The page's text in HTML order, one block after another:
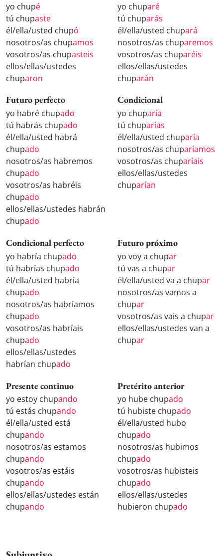
yo chupé
tú chupaste
él/ella/usted chupó
nosotros/as chupamos
vosotros/as chupasteis
ellos/ellas/ustedes
chuparon
yo chuparé
tú chuparás
él/ella/usted chupará
nosotros/as chuparemos
vosotros/as chuparéis
ellos/ellas/ustedes
chuparán
Futuro perfecto
yo habré chupado
tú habrás chupado
él/ella/usted habrá
chupado
nosotros/as habremos
chupado
vosotros/as habréis
chupado
ellos/ellas/ustedes habrán
chupado
Condicional
yo chuparía
tú chuparías
él/ella/usted chuparía
nosotros/as chuparíamos
vosotros/as chuparíais
ellos/ellas/ustedes
chuparían
Condicional perfecto
yo habría chupado
tú habrías chupado
él/ella/usted habría
chupado
nosotros/as habríamos
chupado
vosotros/as habríais
chupado
ellos/ellas/ustedes
habrían chupado
Futuro próximo
yo voy a chupar
tú vas a chupar
él/ella/usted va a chupar
nosotros/as vamos a
chupar
vosotros/as vais a chupar
ellos/ellas/ustedes van a
chupar
Presente continuo
yo estoy chupando
tú estás chupando
él/ella/usted está
chupando
nosotros/as estamos
chupando
vosotros/as estáis
chupando
ellos/ellas/ustedes están
chupando
Pretérito anterior
yo hube chupado
tú hubiste chupado
él/ella/usted hubo
chupado
nosotros/as hubimos
chupado
vosotros/as hubisteis
chupado
ellos/ellas/ustedes
hubieron chupado